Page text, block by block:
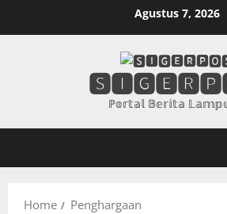
Agustus 7, 2026
ℙ𝕠𝕣𝕥𝕒𝕝 𝔹𝕖𝕣𝕚𝕥𝕒
Home Penghargaan